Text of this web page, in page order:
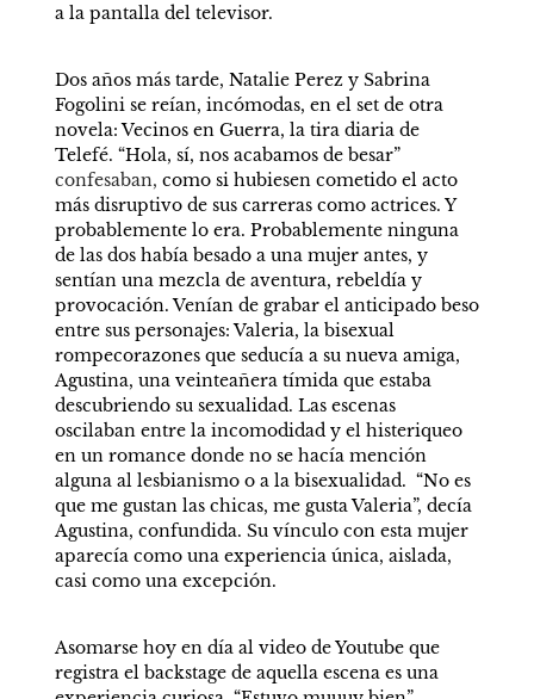
a la pantalla del televisor.
Dos años más tarde, Natalie Perez y Sabrina
Fogolini se reían, incómodas, en el set de otra
novela: Vecinos en Guerra, la tira diaria de
Telefé. “Hola, sí, nos acabamos de besar”
confesaban, como si hubiesen cometido el acto
más disruptivo de sus carreras como actrices. Y
probablemente lo era. Probablemente ninguna
de las dos había besado a una mujer antes, y
sentían una mezcla de aventura, rebeldía y
provocación. Venían de grabar el anticipado beso
entre sus personajes: Valeria, la bisexual
rompecorazones que seducía a su nueva amiga,
Agustina, una veinteañera tímida que estaba
descubriendo su sexualidad. Las escenas
oscilaban entre la incomodidad y el histeriqueo
en un romance donde no se hacía mención
alguna al lesbianismo o a la bisexualidad.  “No es
que me gustan las chicas, me gusta Valeria”, decía
Agustina, confundida. Su vínculo con esta mujer
aparecía como una experiencia única, aislada,
casi como una excepción.
Asomarse hoy en día al video de Youtube que
registra el backstage de aquella escena es una